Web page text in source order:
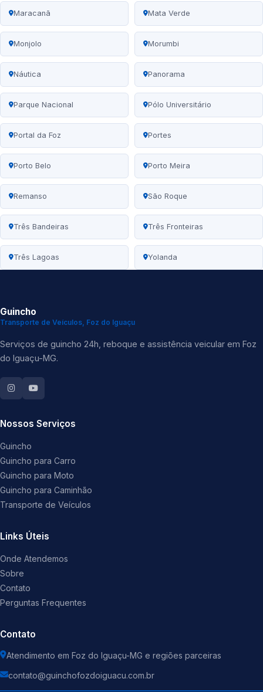
Maracanã Mata Verde
Monjolo Morumbi
Náutica Panorama
Parque Nacional Pólo Universitário
Portal da Foz Portes
Porto Belo Porto Meira
Remanso São Roque
Três Bandeiras Três Fronteiras
Três Lagoas Yolanda
Guincho
Transporte de Veículos, Foz do Iguaçu
Serviços de guincho 24h, reboque e assistência veicular em Foz
do Iguaçu-MG.
Nossos Serviços
Guincho
Guincho para Carro
Guincho para Moto
Guincho para Caminhão
Transporte de Veículos
Links Úteis
Onde Atendemos
Sobre
Contato
Perguntas Frequentes
Contato
Atendimento em Foz do Iguaçu-MG e regiões parceiras
contato@guinchofozdoiguacu.com.br